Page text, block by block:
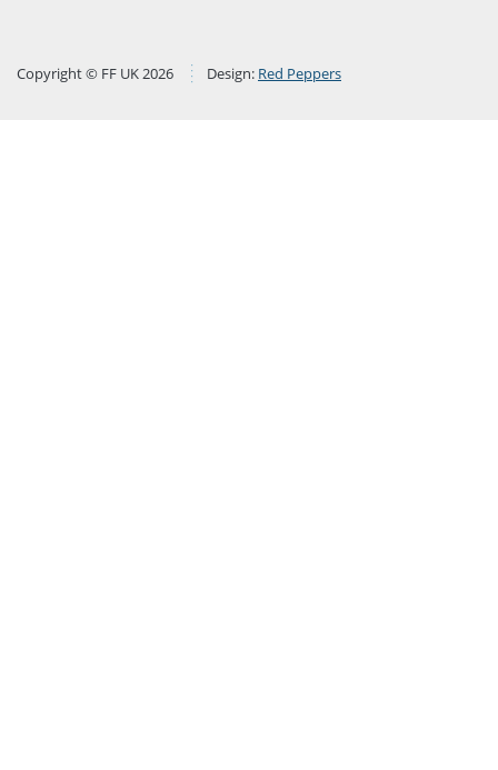
Copyright © FF UK 2026 Design: Red Peppers